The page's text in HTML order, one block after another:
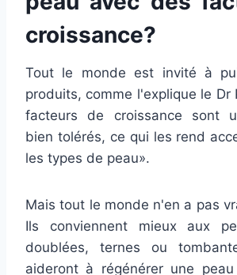
croissance?
Tout le monde est invité à
produits, comme l'explique le Dr
facteurs de croissance sont
bien tolérés, ce qui les rend
les types de peau».
Mais tout le monde n'en a pas
Ils conviennent mieux aux
doublées, ternes ou
aideront à régénérer une